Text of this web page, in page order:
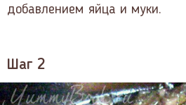
добавлением яйца и муки.
Шаг 2